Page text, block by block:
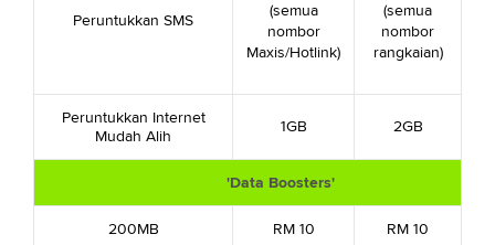
Peruntukkan SMS
(semua
nombor
Maxis/Hotlink)
(semua
nombor
rangkaian)
Peruntukkan Internet
Mudah Alih
1GB 2GB
'Data Boosters'
200MB RM 10 RM 10